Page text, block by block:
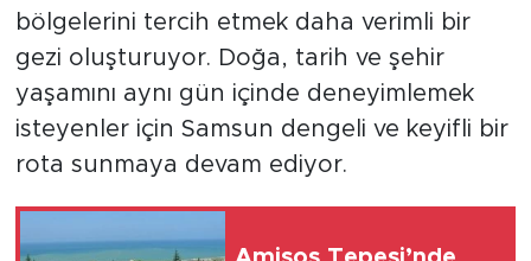
bölgelerini tercih etmek daha verimli bir
gezi oluşturuyor. Doğa, tarih ve şehir
yaşamını aynı gün içinde deneyimlemek
isteyenler için Samsun dengeli ve keyifli bir
rota sunmaya devam ediyor.